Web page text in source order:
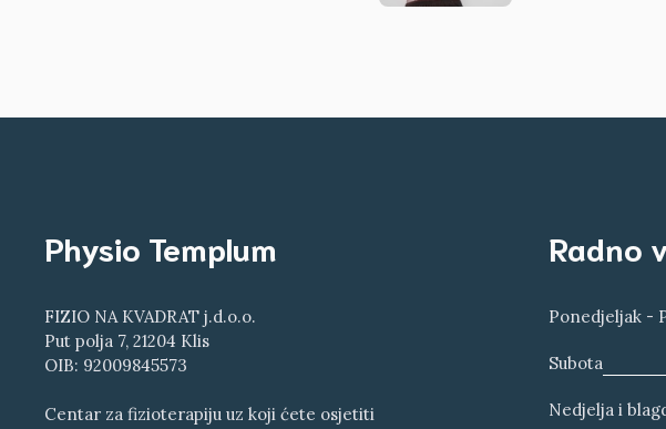
Physio Templum
FIZIO NA KVADRAT j.d.o.o.
Put polja 7, 21204 Klis
OIB: 92009845573
Centar za fizioterapiju uz koji ćete osjetiti
Radno
Ponedjeljak -
Subota
Nedjelja i